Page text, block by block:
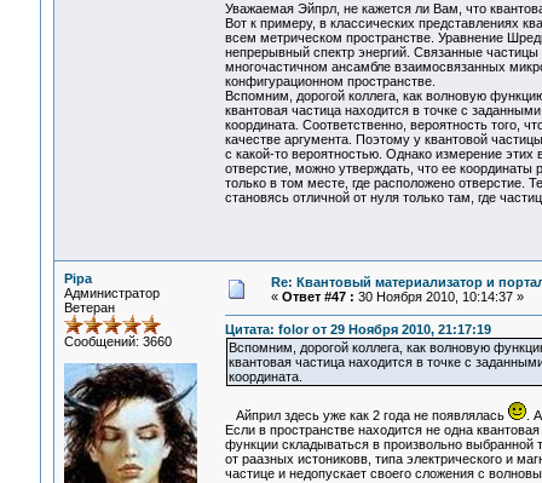
Уважаемая Эйпрл, не кажется ли Вам, что
Вот к примеру, в классических представлениях
всем метрическом пространстве. Уравнение
непрерывный спектр энергий. Связанные
многочастичном ансамбле взаимосвязанных
конфигурационном пространстве.
Вспомним, дорогой коллега, как волновую
квантовая частица находится в точке с
координата. Соответственно, вероятность того,
качестве аргумента. Поэтому у квантовой
с какой-то вероятностью. Однако измерение
отверстие, можно утверждать, что ее
только в том месте, где расположено
становясь отличной от нуля только там, где
Pipa
Администратор
Ветеран
Сообщений: 3660
Re: Квантовый материализатор и
« Ответ #47 : 30 Ноября 2010, 10:14:37 »
Цитата: folor от 29 Ноября 2010, 21:17:19
Вспомним, дорогой коллега, как волновую
квантовая частица находится в точке с
координата.
Айприл здесь уже как 2 года не появлялась
.
Если в пространстве находится не одна
функции складываться в произвольно выбранной
от раазных истониковв, типа электрического и
частице и недопускает своего сложения с